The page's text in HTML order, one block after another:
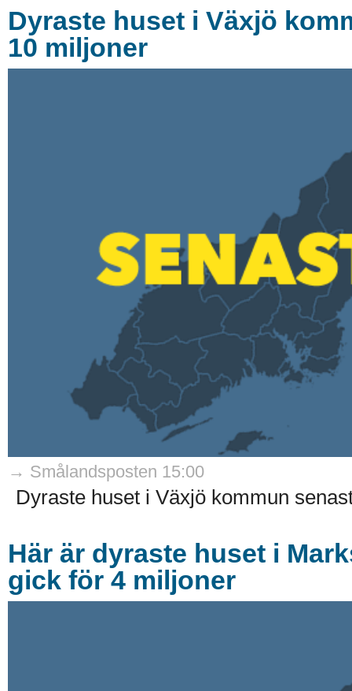
Dyraste huset i Växjö
10 miljoner
→ Smålandsposten 15:00
Dyraste huset i Växjö kommun
Här är dyraste huset i
gick för 4 miljoner